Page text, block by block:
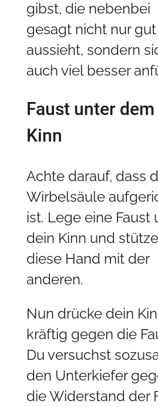
gibst, die nebenbei
gesagt nicht nur gut
aussieht, sondern
auch viel besser
Faust unter dem
Kinn
Achte darauf, dass
Wirbelsäule
ist. Lege eine Faust
dein Kinn und stütze
diese Hand mit der
anderen.
Nun drücke dein
kräftig gegen die
Du versuchst
den Unterkiefer
die Widerstand der